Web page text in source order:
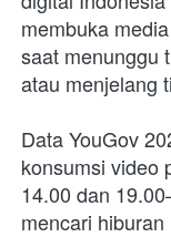
membuka
saat menunggu
atau menjelang
Data YouGov
konsumsi video
14.00 dan
mencari